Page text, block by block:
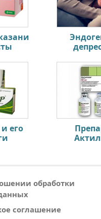
его
обработки
соглашение